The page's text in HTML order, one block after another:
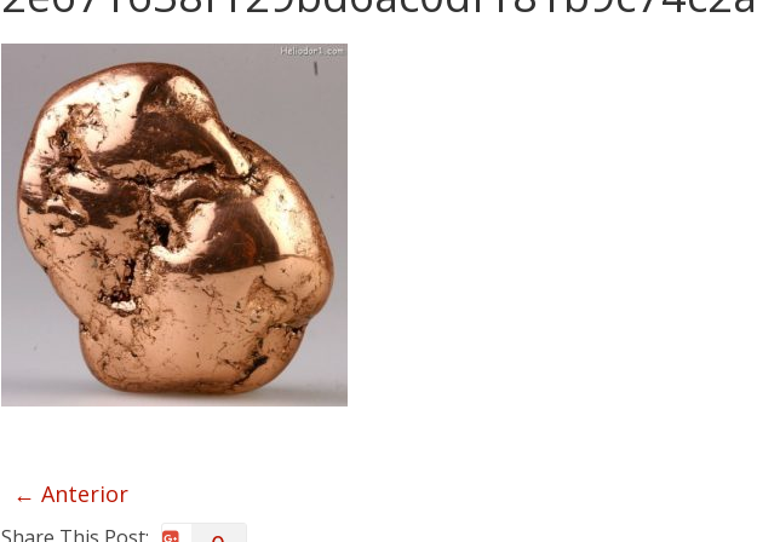
← Anterior